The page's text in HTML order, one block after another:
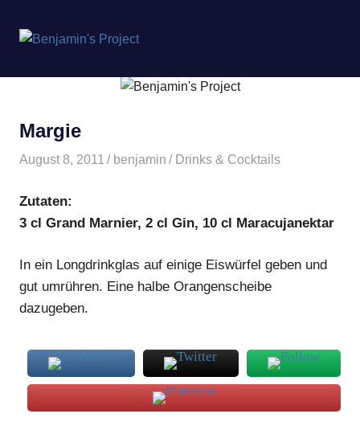
springen
Project
Margie
August 8, 2011 benjamin Drinks & Cocktails
Zutaten:
3 cl Grand Marnier, 2 cl Gin, 10 cl Maracujanektar
In ein Longdrinkglas auf einige Eiswürfel geben und
gut umrühren. Eine halbe Orangenscheibe
dazugeben.